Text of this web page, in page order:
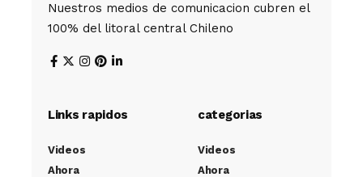
Nuestros medios de comunicacion cubren el
100% del litoral central Chileno
Links rapidos
Videos
Ahora
categorias
Videos
Ahora